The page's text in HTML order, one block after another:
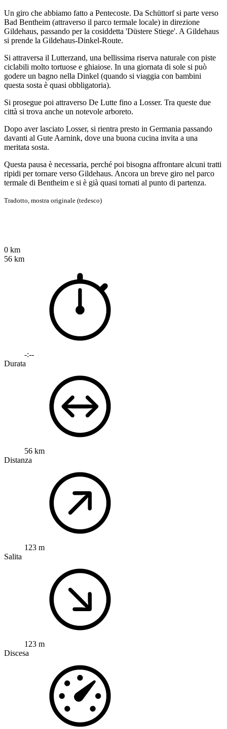
Un giro che abbiamo fatto a Pentecoste. Da Schüttorf si parte verso
Bad Bentheim (attraverso il parco termale locale) in direzione
Gildehaus, passando per la cosiddetta 'Düstere Stiege'. A Gildehaus
si prende la Gildehaus-Dinkel-Route.
Si attraversa il Lutterzand, una bellissima riserva naturale con piste
ciclabili molto tortuose e ghiaiose. In una giornata di sole si può
godere un bagno nella Dinkel (quando si viaggia con bambini
questa sosta è quasi obbligatoria).
Si prosegue poi attraverso De Lutte fino a Losser. Tra queste due
città si trova anche un notevole arboreto.
Dopo aver lasciato Losser, si rientra presto in Germania passando
davanti al Gute Aarnink, dove una buona cucina invita a una
meritata sosta.
Questa pausa è necessaria, perché poi bisogna affrontare alcuni tratti
ripidi per tornare verso Gildehaus. Ancora un breve giro nel parco
termale di Bentheim e si è già quasi tornati al punto di partenza.
Tradotto, mostra originale (tedesco)
0 km
56 km
-:--
Durata
56 km
Distanza
123 m
Salita
123 m
Discesa